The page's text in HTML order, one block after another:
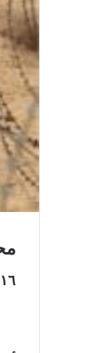
١٦ نوفمبر ٢٠٢٥